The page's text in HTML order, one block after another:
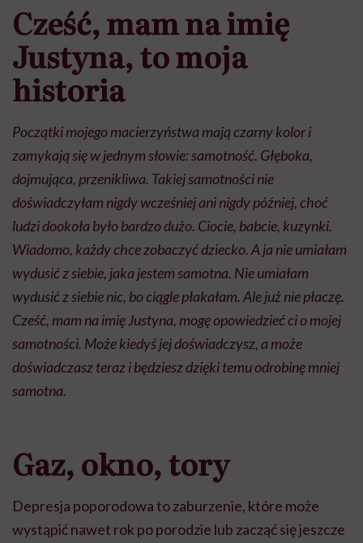
Cześć, mam na imię
Justyna, to moja
historia
Początki mojego macierzyństwa mają czarny kolor i
zamykają się w jednym słowie: samotność. Głęboka,
dojmująca, przenikliwa. Takiej samotności nie
doświadczyłam nigdy wcześniej ani nigdy później, choć
ludzi dookoła było bardzo dużo. Ciocie, babcie, kuzynki.
Wiadomo, każdy chce zobaczyć dziecko. A ja nie umiałam
wydusić z siebie, jaka jestem samotna. Nie umiałam
wydusić z siebie nic, bo ciągle płakałam. Ale już nie płaczę.
Cześć, mam na imię Justyna, mogę opowiedzieć ci o mojej
samotności. Może kiedyś jej doświadczysz, a może
doświadczasz teraz i będziesz dzięki temu odrobinę mniej
samotna.
Gaz, okno, tory
Depresja poporodowa to zaburzenie, które może
wystąpić nawet rok po porodzie lub zacząć się jeszcze